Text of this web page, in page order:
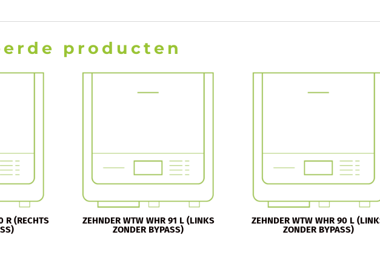
producten
R (RECHTS
ZEHNDER WTW WHR 91 L (LINKS
ZONDER BYPASS)
ZEHNDER WTW WHR 90 L
ZONDER BYPASS)